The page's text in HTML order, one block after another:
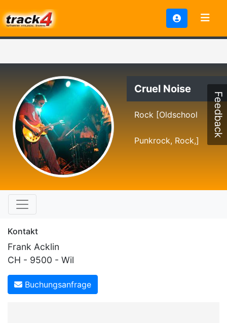
Cruel Noise
Rock [Oldschool
Punkrock, Rock,]
Kontakt
Frank Acklin
CH - 9500 - Wil
Buchungsanfrage
Feedback